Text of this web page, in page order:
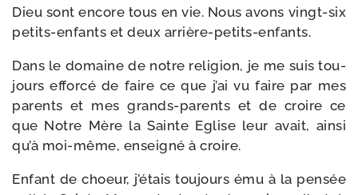
Dieu sont encore tous en vie. Nous avons vingt-​six
petits-​enfants et deux arrière-petits-enfants.
Dans le domaine de notre reli­gion, je me suis tou­
jours effor­cé de faire ce que j’ai vu faire par mes
parents et mes grands-​parents et de croire ce
que Notre Mère la Sainte Eglise leur avait, ain­si
qu’à moi-​même, ensei­gné à croire.
Enfant de choeur, j’é­tais tou­jours ému à la pen­sée